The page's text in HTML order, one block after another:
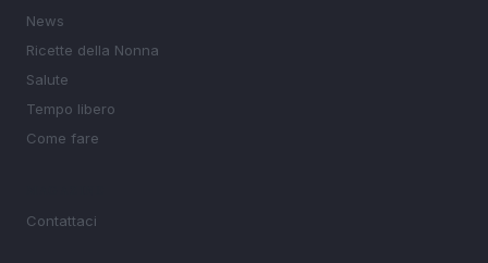
News
Ricette della Nonna
Salute
Tempo libero
Come fare
Contattaci